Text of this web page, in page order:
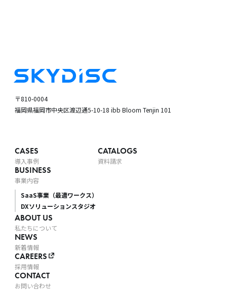
〒810-0004
福岡県福岡市中央区渡辺通5-10-18 ibb Bloom Tenjin 101
CASES
導入事例
BUSINESS
事業内容
SaaS事業（最適ワークス）
DXソリューションスタジオ
ABOUT US
私たちについて
NEWS
新着情報
CAREERS
採用情報
CONTACT
お問い合わせ
CATALOGS
資料請求